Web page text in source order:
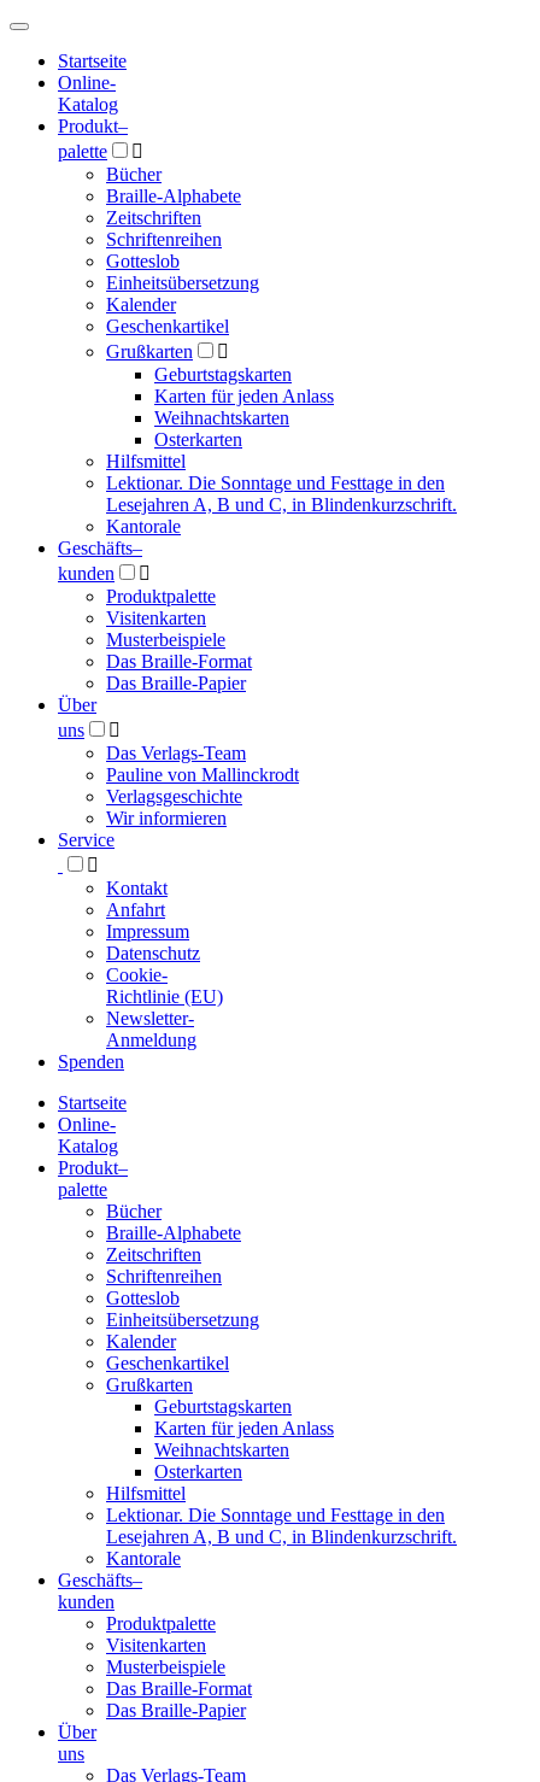
Hauptmenü
Hauptmenü
Startseite
Online-
Katalog
Produkt–
palette

Bücher
Braille-Alphabete
Zeitschriften
Schriftenreihen
Gotteslob
Einheitsübersetzung
Kalender
Geschenkartikel
Grußkarten

Geburtstagskarten
Karten für jeden Anlass
Weihnachtskarten
Osterkarten
Hilfsmittel
Lektionar. Die Sonntage und Festtage in den
Lesejahren A, B und C, in Blindenkurzschrift.
Kantorale
Geschäfts­–
kunden

Produktpalette
Visitenkarten
Musterbeispiele
Das Braille-Format
Das Braille-Papier
Über
uns

Das Verlags-Team
Pauline von Mallinckrodt
Verlagsgeschichte
Wir informieren
Service

Kontakt
Anfahrt
Impressum
Datenschutz
Cookie-
Richtlinie (EU)
Newsletter-
Anmeldung
Spenden
Blindenschrift-
Verlag
Druckerei
gGmbH
Startseite
Online-
Katalog
Produkt–
palette
Bücher
Braille-Alphabete
Zeitschriften
Schriftenreihen
Gotteslob
Einheitsübersetzung
Kalender
Geschenkartikel
Grußkarten
Geburtstagskarten
Karten für jeden Anlass
Weihnachtskarten
Osterkarten
Hilfsmittel
Lektionar. Die Sonntage und Festtage in den
Lesejahren A, B und C, in Blindenkurzschrift.
Kantorale
Geschäfts­–
kunden
Produktpalette
Visitenkarten
Musterbeispiele
Das Braille-Format
Das Braille-Papier
Über
uns
Das Verlags-Team